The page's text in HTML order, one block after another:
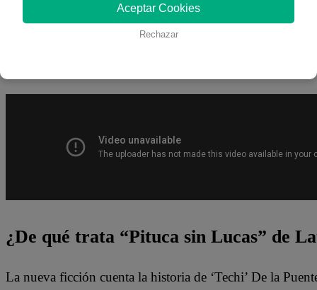
Después de unos segundos de idas y vueltas sobre la
¿De qué trata “Pituca sin Lucas” de
La nueva ficción cuenta la historia de ‘Techi’ De la
Aceptar Cookies
Rechazar